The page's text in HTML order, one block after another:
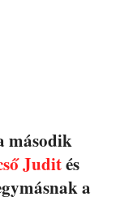
második
Judités
a